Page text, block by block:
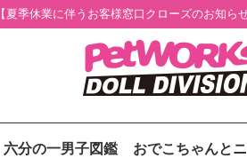
【夏季休業に伴うお客様窓口クローズのお知ら
六分の一男子図鑑 おでこちゃんと